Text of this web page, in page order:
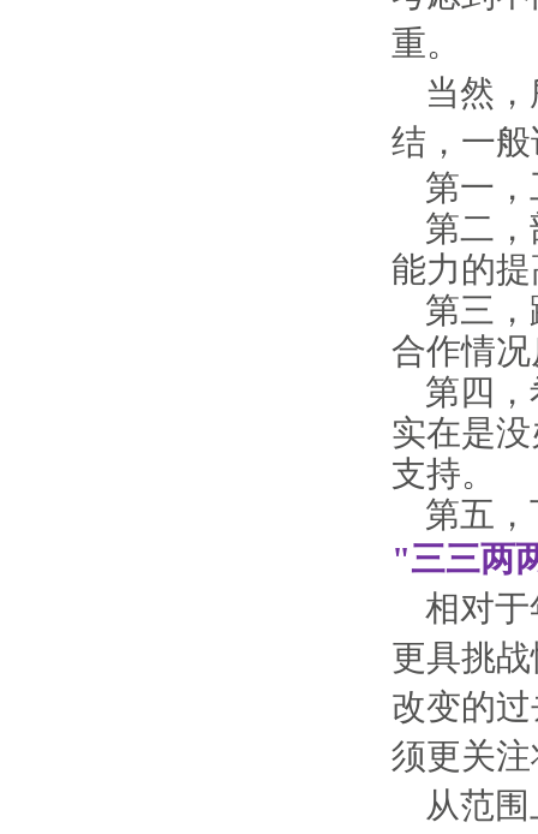
重。
当然
结，一
第一
第二
能力的
第三
合作情
第四
实在是
支持。
第五
"三三两
相对
更具挑
改变的
须更关
从范